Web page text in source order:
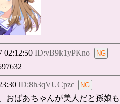
02:12:50 ID:vB9k1yPKno
ID:8h3qVUCpzc
おばあちゃんが美人だと孫娘も